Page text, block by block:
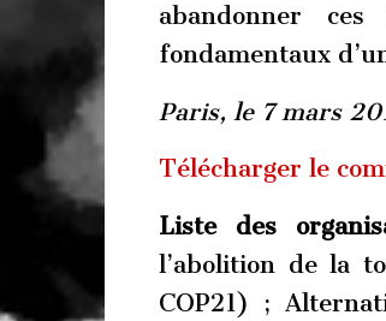
abandonner
fondamentaux
Paris, le 7 mars
Télécharger le
Liste des
l’abolition de la
COP21) ;